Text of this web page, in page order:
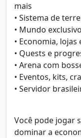
mais
• Sistema de
• Mundo
• Economia,
• Quests e
• Arena com
• Eventos, kits,
• Servidor
Você pode jogar
dominar a